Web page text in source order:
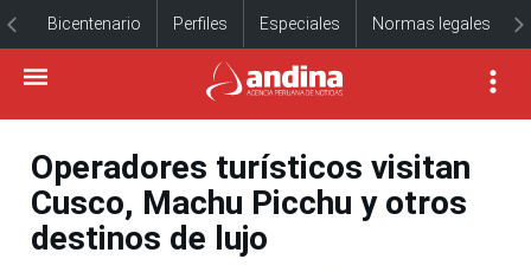
Bicentenario Perfiles Especiales Normas legales
Operadores turísticos visitan
Cusco, Machu Picchu y otros
destinos de lujo